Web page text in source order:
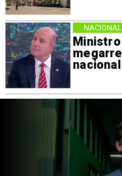
NACIONAL